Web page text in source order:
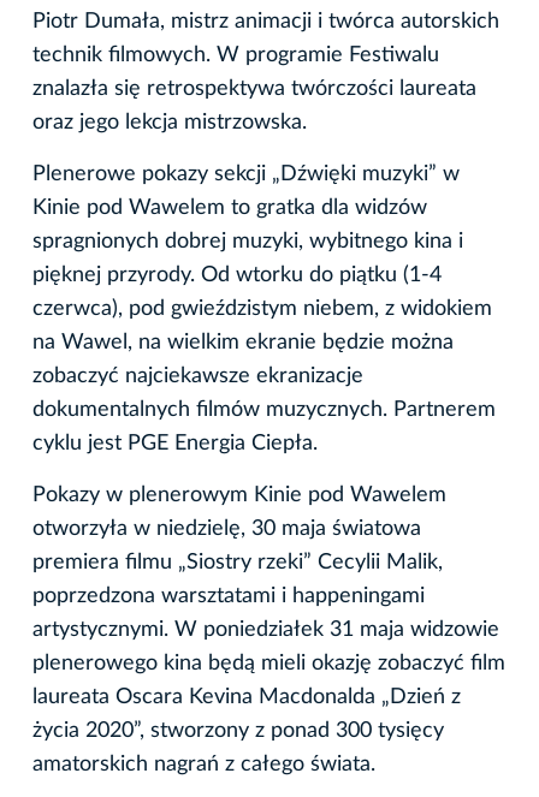
Piotr Dumała, mistrz animacji i twórca autorskich
technik filmowych. W programie Festiwalu
znalazła się retrospektywa twórczości laureata
oraz jego lekcja mistrzowska.
Plenerowe pokazy sekcji „Dźwięki muzyki” w
Kinie pod Wawelem to gratka dla widzów
spragnionych dobrej muzyki, wybitnego kina i
pięknej przyrody. Od wtorku do piątku (1-4
czerwca), pod gwieździstym niebem, z widokiem
na Wawel, na wielkim ekranie będzie można
zobaczyć najciekawsze ekranizacje
dokumentalnych filmów muzycznych. Partnerem
cyklu jest PGE Energia Ciepła.
Pokazy w plenerowym Kinie pod Wawelem
otworzyła w niedzielę, 30 maja światowa
premiera filmu „Siostry rzeki” Cecylii Malik,
poprzedzona warsztatami i happeningami
artystycznymi. W poniedziałek 31 maja widzowie
plenerowego kina będą mieli okazję zobaczyć film
laureata Oscara Kevina Macdonalda „Dzień z
życia 2020”, stworzony z ponad 300 tysięcy
amatorskich nagrań z całego świata.